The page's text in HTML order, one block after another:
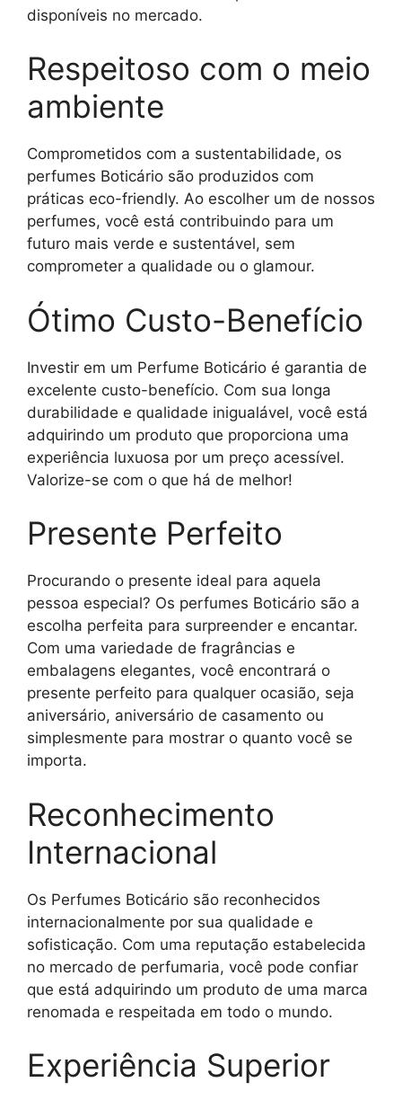
disponíveis no mercado.
Respeitoso com o meio
ambiente
Comprometidos com a sustentabilidade, os
perfumes Boticário são produzidos com
práticas eco-friendly. Ao escolher um de nossos
perfumes, você está contribuindo para um
futuro mais verde e sustentável, sem
comprometer a qualidade ou o glamour.
Ótimo Custo-Benefício
Investir em um Perfume Boticário é garantia de
excelente custo-benefício. Com sua longa
durabilidade e qualidade inigualável, você está
adquirindo um produto que proporciona uma
experiência luxuosa por um preço acessível.
Valorize-se com o que há de melhor!
Presente Perfeito
Procurando o presente ideal para aquela
pessoa especial? Os perfumes Boticário são a
escolha perfeita para surpreender e encantar.
Com uma variedade de fragrâncias e
embalagens elegantes, você encontrará o
presente perfeito para qualquer ocasião, seja
aniversário, aniversário de casamento ou
simplesmente para mostrar o quanto você se
importa.
Reconhecimento
Internacional
Os Perfumes Boticário são reconhecidos
internacionalmente por sua qualidade e
sofisticação. Com uma reputação estabelecida
no mercado de perfumaria, você pode confiar
que está adquirindo um produto de uma marca
renomada e respeitada em todo o mundo.
Experiência Superior